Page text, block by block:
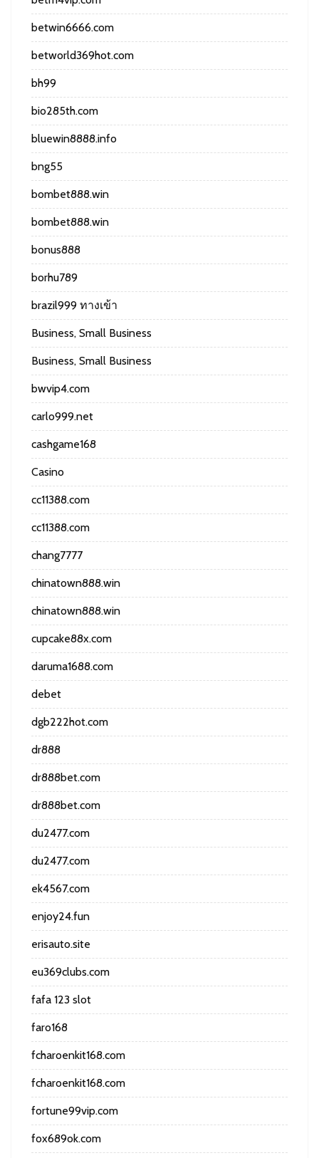
betwin6666.com
betworld369hot.com
bh99
bio285th.com
bluewin8888.info
bng55
bombet888.win
bombet888.win
bonus888
borhu789
brazil999 ทางเข้า
Business, Small Business
Business, Small Business
bwvip4.com
carlo999.net
cashgame168
Casino
cc11388.com
cc11388.com
chang7777
chinatown888.win
chinatown888.win
cupcake88x.com
daruma1688.com
debet
dgb222hot.com
dr888
dr888bet.com
dr888bet.com
du2477.com
du2477.com
ek4567.com
enjoy24.fun
erisauto.site
eu369clubs.com
fafa 123 slot
faro168
fcharoenkit168.com
fcharoenkit168.com
fortune99vip.com
fox689ok.com